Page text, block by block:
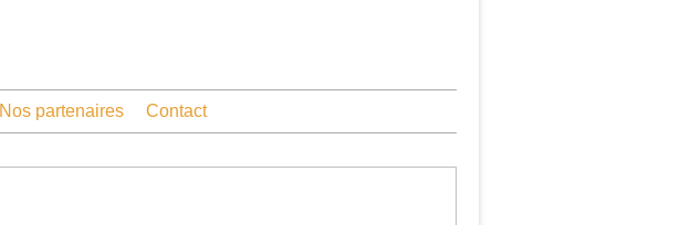
Nos partenaires Contact